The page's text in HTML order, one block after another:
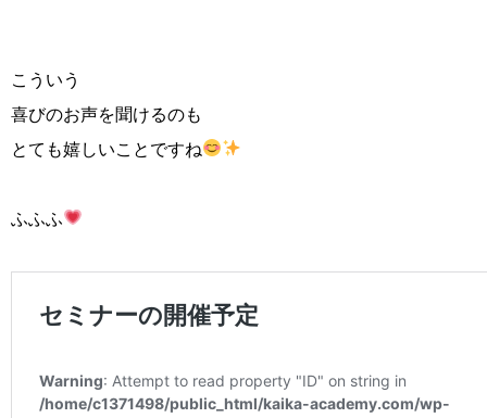
こういう
喜びのお声を聞けるのも
とても嬉しいことですね
ふふふ